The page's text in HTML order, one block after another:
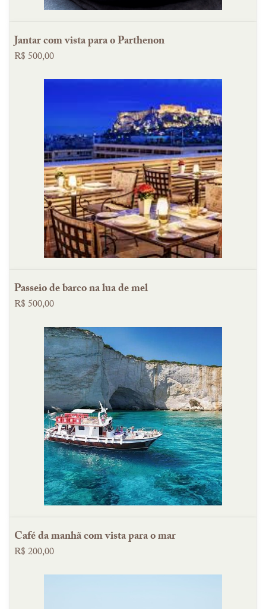
Jantar com vista para o Parthenon
R$ 500,00
Passeio de barco na lua de mel
R$ 500,00
Café da manhã com vista para o mar
R$ 200,00